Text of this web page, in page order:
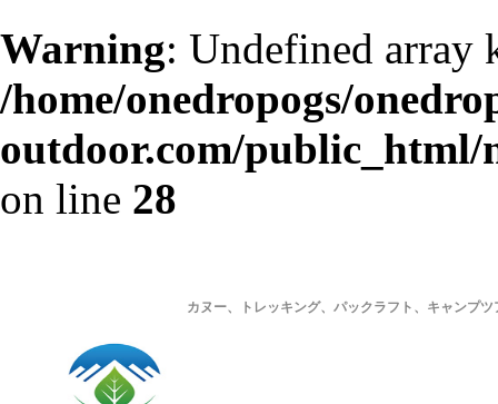
Warning: Undefined array
/home/onedropogs/
outdoor.com/public_html/
on line 28
カヌー、トレッキング、パックラフト、キャンプ